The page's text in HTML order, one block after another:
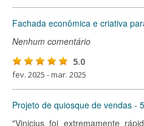
Fachada econômica e criativa
Nenhum comentário
5.0
fev. 2025 - mar. 2025
Projeto de quiosque de vendas -
"Vinicius foi extremamente